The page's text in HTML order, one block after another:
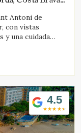
Antoni de
con vistas
y una cuidada
4.5